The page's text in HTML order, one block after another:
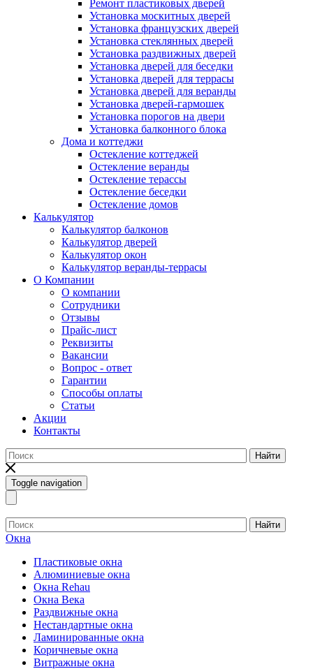
Ремонт пластиковых дверей
Установка москитных дверей
Установка французских дверей
Установка стеклянных дверей
Установка раздвижных дверей
Установка дверей для беседки
Установка дверей для террасы
Установка дверей для веранды
Установка дверей-гармошек
Установка порогов на двери
Установка балконного блока
Дома и коттеджи
Остекление коттеджей
Остекление веранды
Остекление терассы
Остекление беседки
Остекление домов
Калькулятор
Калькулятор балконов
Калькулятор дверей
Калькулятор окон
Калькулятор веранды-террасы
О Компании
О компании
Сотрудники
Отзывы
Прайс-лист
Реквизиты
Вакансии
Вопрос - ответ
Гарантии
Способы оплаты
Статьи
Акции
Контакты
Найти
Toggle navigation
Найти
Окна
Пластиковые окна
Алюминиевые окна
Окна Rehau
Окна Века
Раздвижные окна
Нестандартные окна
Ламинированные окна
Коричневые окна
Витражные окна